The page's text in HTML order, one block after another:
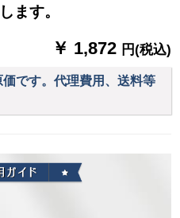
ます。
￥ 1,872 円(税込)
です。代理費用、送料等